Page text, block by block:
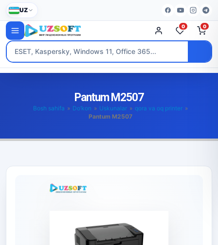
UZ
0 0
Pantum M2507
Bosh sahifa » Do’kon » Uskunalar » qora va oq printer »
Pantum M2507